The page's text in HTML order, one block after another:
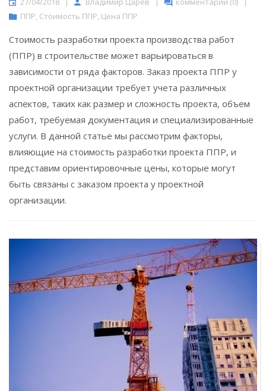
ППР, Стоимость ППР, Цена ППР
Стоимость разработки проекта производства работ
(ППР) в строительстве может варьироваться в
зависимости от ряда факторов. Заказ проекта ППР у
проектной организации требует учета различных
аспектов, таких как размер и сложность проекта, объем
работ, требуемая документация и специализированные
услуги. В данной статье мы рассмотрим факторы,
влияющие на стоимость разработки проекта ППР, и
представим ориентировочные цены, которые могут
быть связаны с заказом проекта у проектной
организации.